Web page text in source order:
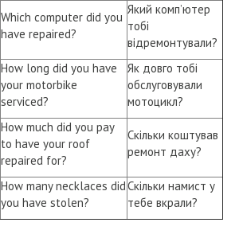
Which computer did you
have repaired?
Який комп’ютер
тобі
відремонтували?
How long did you have
your motorbike
serviced?
Як довго тобі
обслуговували
мотоцикл?
How much did you pay
to have your roof
repaired for?
Скільки коштував
ремонт даху?
How many necklaces did
you have stolen?
Скільки намист у
тебе вкрали?